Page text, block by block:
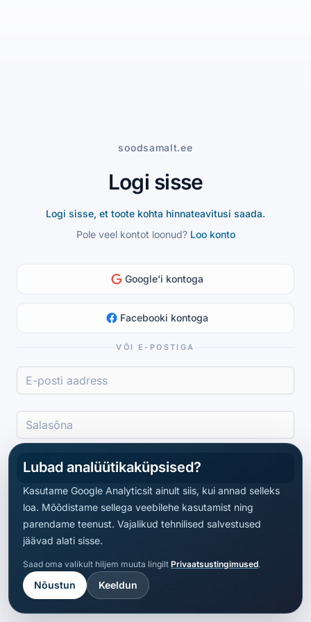
soodsamalt.ee
Logi sisse
Logi sisse, et toote kohta hinnateavitusi saada.
Pole veel kontot loonud? Loo konto
Google'i kontoga
Facebooki kontoga
VÕI E-POSTIGA
Logi sisse
Lubad analüütikaküpsised?
Kasutame Google Analyticsit ainult siis, kui annad selleks
loa. Mõõdistame sellega veebilehe kasutamist ning
parendame teenust. Vajalikud tehnilised salvestused
jäävad alati sisse.
Saad oma valikult hiljem muuta lingilt Privaatsustingimused.
Nõustun Keeldun